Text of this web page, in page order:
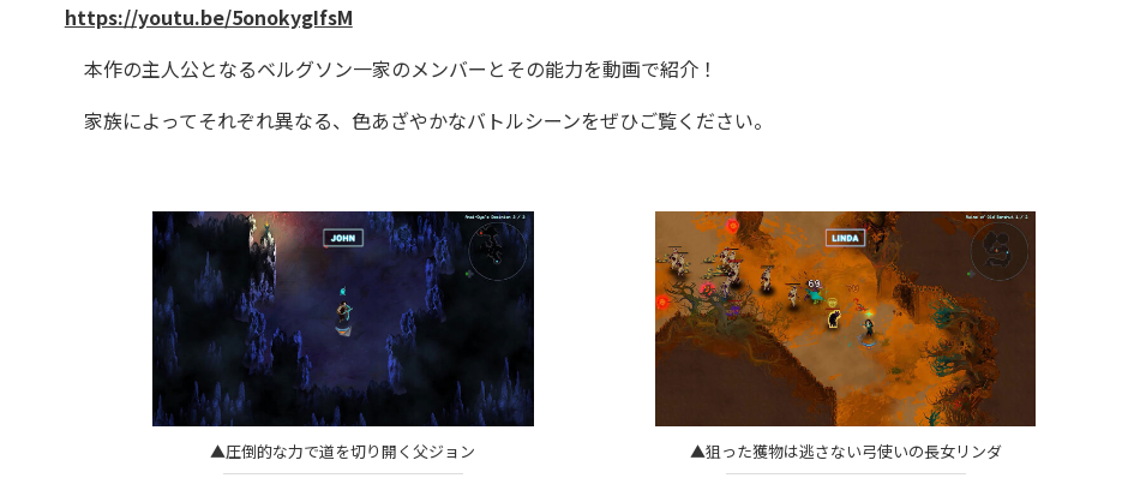
https://youtu.be/5onokygIfsM
本作の主人公となるベルグソン一家のメンバーとその能力を動画で紹介！
家族によってそれぞれ異なる、色あざやかなバトルシーンをぜひご覧ください。
▲圧倒的な力で道を切り開く父ジョン ▲狙った獲物は逃さない弓使いの長女リンダ